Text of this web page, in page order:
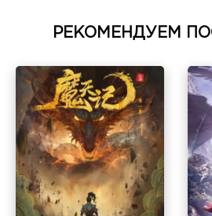
РЕКОМЕНДУЕМ